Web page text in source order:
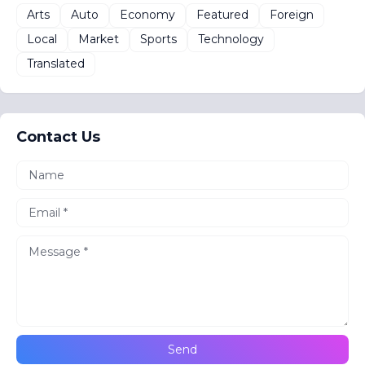
Arts Auto Economy Featured
Foreign
Local
Market Sports
Technology
Translated
Contact Us